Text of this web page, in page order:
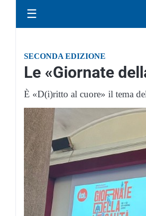
☰
SECONDA EDIZIONE
Le «Giornate
È «D(i)ritto al cuore» il tema